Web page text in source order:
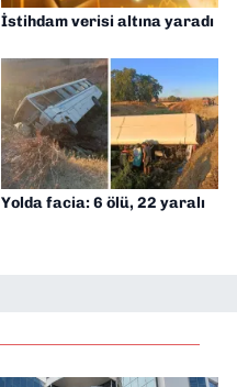
İstihdam verisi altına yaradı
Yolda facia: 6 ölü, 22 yaralı